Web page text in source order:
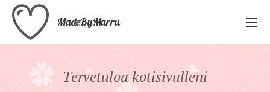
MadeByMarru
Tervetuloa kotisivulleni